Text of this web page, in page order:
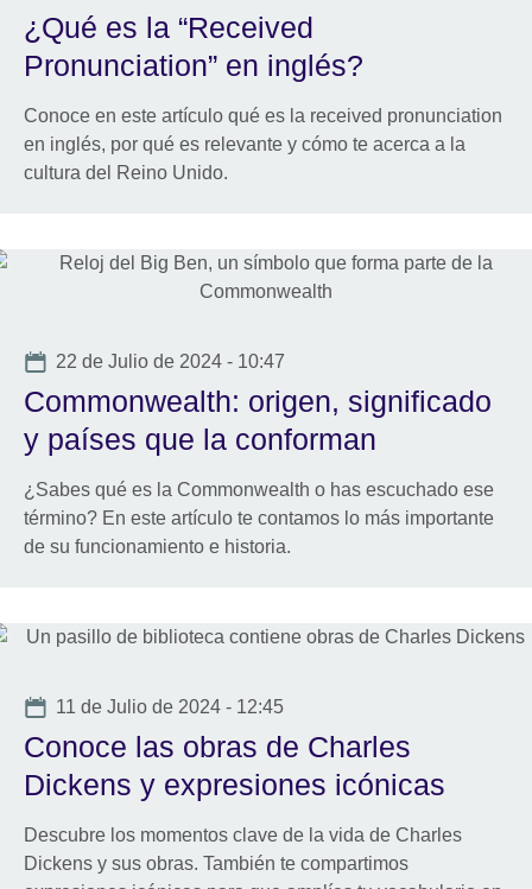
¿Qué es la “Received
Pronunciation” en inglés?
Conoce en este artículo qué es la received pronunciation
en inglés, por qué es relevante y cómo te acerca a la
cultura del Reino Unido.
Date
22 de Julio de 2024 - 10:47
Commonwealth: origen, significado
y países que la conforman
¿Sabes qué es la Commonwealth o has escuchado ese
término? En este artículo te contamos lo más importante
de su funcionamiento e historia.
Date
11 de Julio de 2024 - 12:45
Conoce las obras de Charles
Dickens y expresiones icónicas
Descubre los momentos clave de la vida de Charles
Dickens y sus obras. También te compartimos